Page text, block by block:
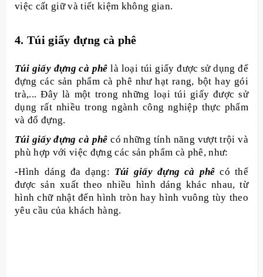
việc cất giữ và tiết kiệm không gian.
4. Túi giấy đựng cà phê
Túi giấy đựng cà phê là loại túi giấy được sử dụng để
đựng các sản phẩm cà phê như hạt rang, bột hay gói
trà,... Đây là một trong những loại túi giấy được sử
dụng rất nhiều trong ngành công nghiệp thực phẩm
và đổ đựng.
Túi giấy đựng cà phê có những tính năng vượt trội và
phù hợp với việc đựng các sản phẩm cà phê, như:
-Hình dáng đa dạng: Túi giấy đựng cà phê có thể
được sản xuất theo nhiều hình dáng khác nhau, từ
hình chữ nhật đến hình tròn hay hình vuông tùy theo
yêu cầu của khách hàng.